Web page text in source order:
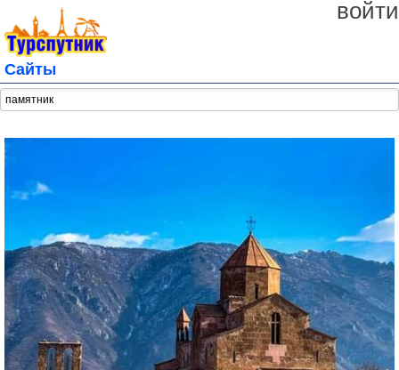
войти
Сайты